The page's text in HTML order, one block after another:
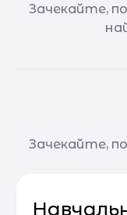
Зачекайте,
Зачекайте,